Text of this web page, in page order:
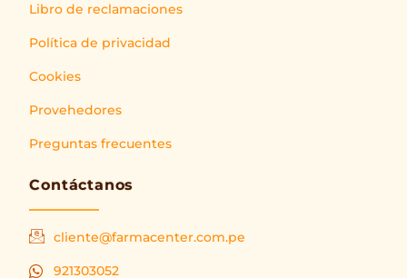
Libro de reclamaciones
Política de privacidad
Cookies
Provehedores
Preguntas frecuentes
Contáctanos
cliente@farmacenter.com.pe
921303052